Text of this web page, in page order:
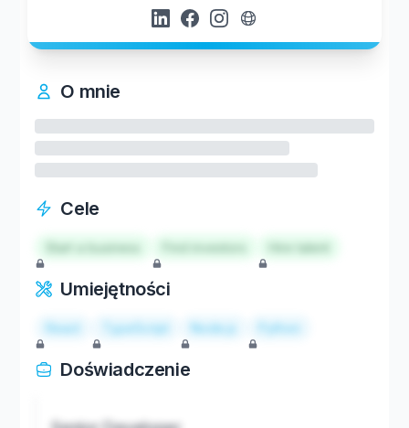
O mnie
Cele
Start a business Hire talent
Umiejętności
React TypeScript Node.js Python
Doświadczenie